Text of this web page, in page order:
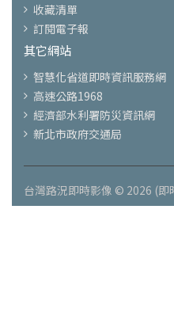
收藏清單
訂閱電子報
其它網站
智慧化省道即時資訊服務網
高速公路1968
經濟部水利署防災資訊網
新北市政府交通局
台灣路況即時影像 © 2026 (